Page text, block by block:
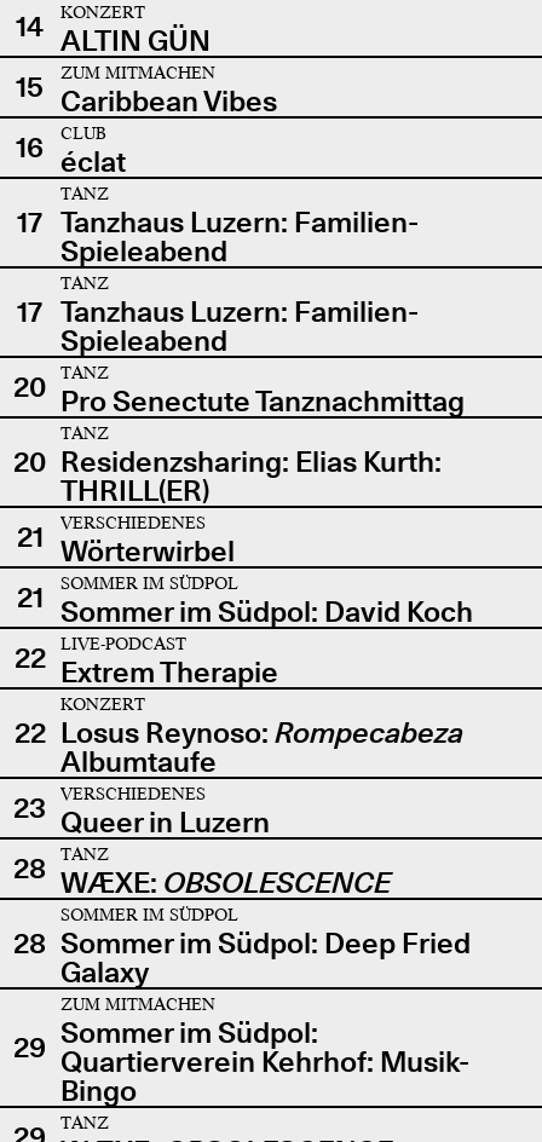
14
KONZERT
ALTIN GÜN
15
ZUM MITMACHEN
Caribbean Vibes
16
CLUB
éclat
17
TANZ
Tanzhaus Luzern: Familien-
Spieleabend
17
TANZ
Tanzhaus Luzern: Familien-
Spieleabend
20
TANZ
Pro Senectute Tanznachmittag
20
TANZ
Residenzsharing: Elias Kurth:
THRILL(ER)
21
VERSCHIEDENES
Wörterwirbel
21
SOMMER IM SÜDPOL
Sommer im Südpol: David Koch
22
LIVE-PODCAST
Extrem Therapie
22
KONZERT
Losus Reynoso: Rompecabeza
Albumtaufe
23
VERSCHIEDENES
Queer in Luzern
28
TANZ
WÆXE: OBSOLESCENCE
28
SOMMER IM SÜDPOL
Sommer im Südpol: Deep Fried
Galaxy
29
ZUM MITMACHEN
Sommer im Südpol:
Quartierverein Kehrhof: Musik-
Bingo
TANZ